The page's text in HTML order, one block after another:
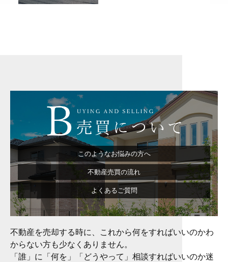
このようなお悩みの方へ
不動産売買の流れ
よくあるご質問
不動産を売却する時に、これから何をすればいいのかわ
からない方も少なくありません。
「誰」に「何を」「どうやって」相談すればいいのか迷